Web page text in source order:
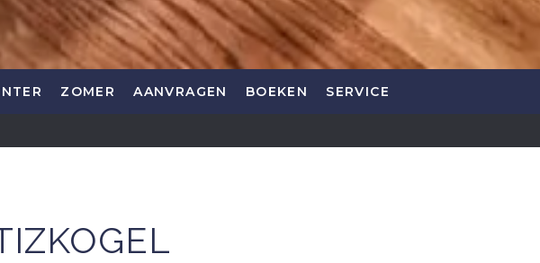
ZOMER AANVRAGEN BOEKEN SERVICE